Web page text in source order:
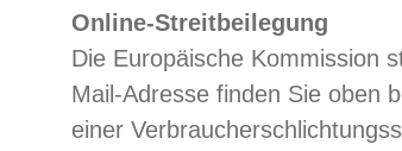
Online-Streitbeilegung
Die Europäische Kommission
Mail-Adresse finden Sie oben
einer